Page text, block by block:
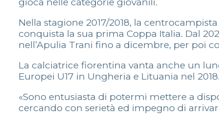
Nella stagione 2017/2018, la
conquista la sua prima Coppa Italia. Dal
nell’Apulia Trani fino a dicembre, per poi
La calciatrice fiorentina vanta anche un
Europei U17 in Ungheria e Lituania nel
«Sono entusiasta di potermi mettere a
cercando con serietà ed impegno di